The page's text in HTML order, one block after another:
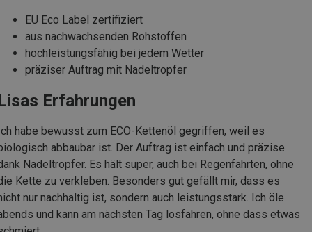
EU Eco Label zertifiziert
aus nachwachsenden Rohstoffen
hochleistungsfähig bei jedem Wetter
präziser Auftrag mit Nadeltropfer
Erfahrungen
habe bewusst zum ECO-Kettenöl gegriffen, weil es
abbaubar ist. Der Auftrag ist einfach und präzise
Nadeltropfer. Es hält super, auch bei Regenfahrten, ohne
Kette zu verkleben. Besonders gut gefällt mir, dass es
nur nachhaltig ist, sondern auch leistungsstark. Ich öle
und kann am nächsten Tag losfahren, ohne dass etwas